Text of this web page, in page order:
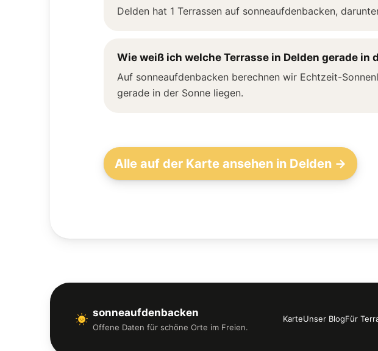
Delden hat 1 Terrassen auf sonneaufdenbacken,
Wie weiß ich welche Terrasse in Delden gerade in
Auf sonneaufdenbacken berechnen wir Echtzeit-
gerade in der Sonne liegen.
Alle auf der Karte ansehen in Delden →
sonneaufdenbacken
Offene Daten für schöne Orte im Freien.
KarteUnser BlogFür